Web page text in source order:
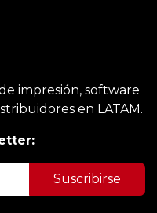
impresión, software
en LATAM.
Suscribirse